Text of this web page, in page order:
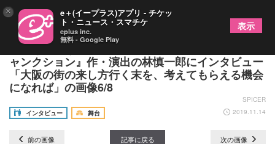
街歩きのように劇世界をめぐる、極東退屈道場『ジ
ャンクション』作・演出の林慎一郎にインタビュー
「大阪の街の来し方行く末を、考えてもらえる機会
になれば」の画像6/8
SPICER
インタビュー
舞台 2019.11.14
前の画像 記事に戻る 次の画像
× e＋(イープラス)アプリ - チケッ
ト・ニュース・スマチケ
eplus inc.
無料 - Google Play
表示